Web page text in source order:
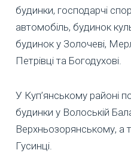
будинки, господарчі
автомобіль, будинок
будинок у Золочеві,
Петрівці та Богодухові.
У Куп’янському районі
будинки у Волоській
Верхньозорянському, а
Гусинці.